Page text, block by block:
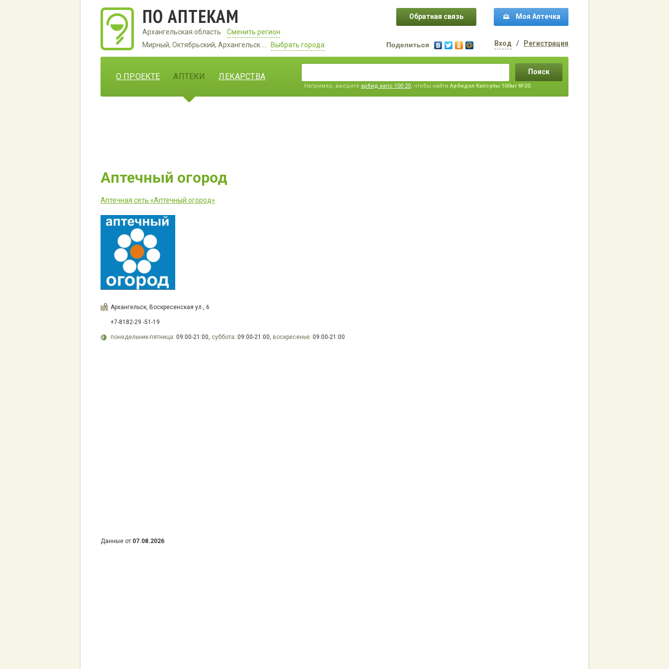
ПО АПТЕКАМ
Архангельская область
Сменить регион
Мирный, Октябрьский, Архангельск ...
Выбрать города
Обратная связь
Поделиться
Моя Аптечка
Вход / Регистрация
О ПРОЕКТЕ АПТЕКИ ЛЕКАРСТВА Поиск
Например, введите арбид капс 100 20, чтобы найти Арбидол Капсулы 100мг №20.
Аптечный огород
Аптечная сеть «Аптечный огород»
Архангельск, Воскресенская ул., 6
+7-8182-29 -51-19
понедельник-пятница: 09:00-21:00, суббота: 09:00-21:00, воскресенье: 09:00-21:00
Данные от 07.08.2026